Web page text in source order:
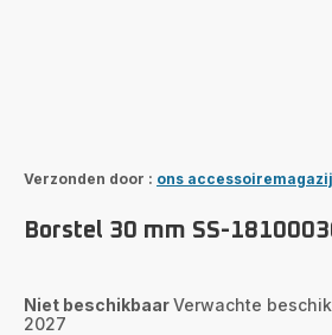
Verzonden door : ons
Borstel 30 mm SS-
Niet beschikbaarVerwachte
2027